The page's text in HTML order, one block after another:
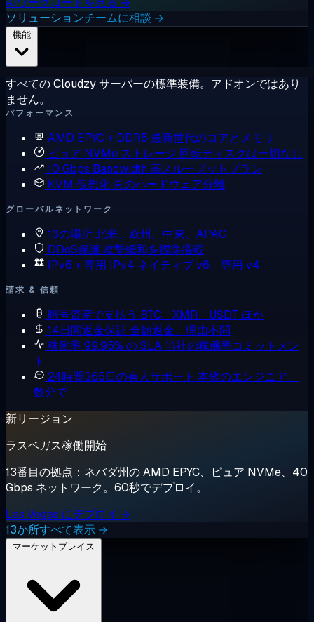
ソリューションチームに相談 →
すべての Cloudzy サーバーの標準装備。アドオンではあり
ません。
パフォーマンス
AMD EPYC + DDR5 最新世代のコアとメモリ
ピュア NVMe ストレージ 回転ディスクは一切なし
10 Gbps Bandwidth 高スループットプラン
KVM 仮想化真のハードウェア分離
グローバルネットワーク
13の場所北米、欧州、中東、APAC
DDoS保護攻撃緩和を標準搭載
IPv6 + 専用 IPv4 ネイティブ v6、専用 v4
請求 & 信頼
暗号資産で支払う BTC、XMR、USDT ほか
14日間返金保証 全額返金、理由不問
稼働率 99.95% の SLA 当社の稼働率コミットメン
ト
24時間365日の有人サポート 本物のエンジニア、
数分で
新リージョン
ラスベガス稼働開始
13番目の拠点：ネバダ州の AMD EPYC、ピュア NVMe、40
Gbps ネットワーク。60秒でデプロイ。
Las Vegas にデプロイ →
13か所すべて表示 →